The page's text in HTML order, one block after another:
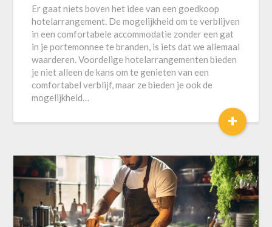
Er gaat niets boven het idee van een goedkoop
hotelarrangement. De mogelijkheid om te verblijven
in een comfortabele accommodatie zonder een gat
in je portemonnee te branden, is iets dat we allemaal
waarderen. Voordelige hotelarrangementen bieden
je niet alleen de kans om te genieten van een
comfortabel verblijf, maar ze bieden je ook de
mogelijkheid…
+